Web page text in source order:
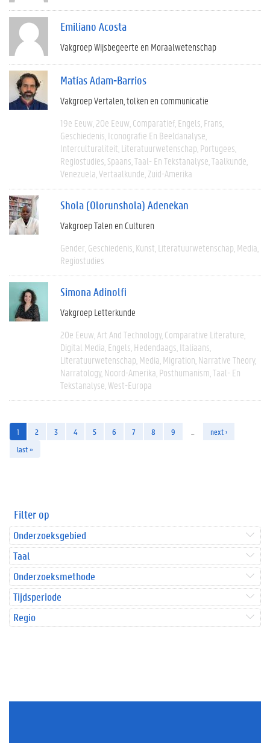
Emiliano Acosta
Vakgroep Wijsbegeerte en Moraalwetenschap
Matías Adam-Barrios
Vakgroep Vertalen, tolken en communicatie
19e Eeuw 20e Eeuw Comparatief Engels Frans
Geschiedenis Iconografie En Beeldanalyse
Interculturaliteit Literatuurwetenschap Portugees
Regiostudies Spaans Taal- En Tekstanalyse Taalkunde
Venezuela Vertaalkunde Zuid-Amerika
Shola (Olorunshola) Adenekan
Vakgroep Talen en Culturen
Gender Geschiedenis Kunst Literatuurwetenschap Media
Regiostudies
Simona Adinolfi
Vakgroep Letterkunde
20e Eeuw Art And Technology Comparative Literature
Digital Media Engels Hedendaags Italiaans
Literatuurwetenschap Media Migration Narrative Theory
Narratology Noord-Amerika Posthumanism Taal- En
Tekstanalyse West-Europa
1 2 3 4 5 6 7 8 9
next ›
last »
Filter op
Onderzoeksgebied
Taal
Onderzoeksmethode
Tijdsperiode
Regio